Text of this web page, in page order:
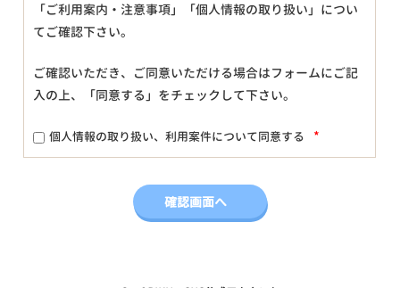
「ご利用案内・注意事項」「個人情報の取り扱い」につい
てご確認下さい。
ご確認いただき、ご同意いただける場合はフォームにご記
入の上、「同意する」をチェックして下さい。
個人情報の取り扱い、利用案件について同意する *